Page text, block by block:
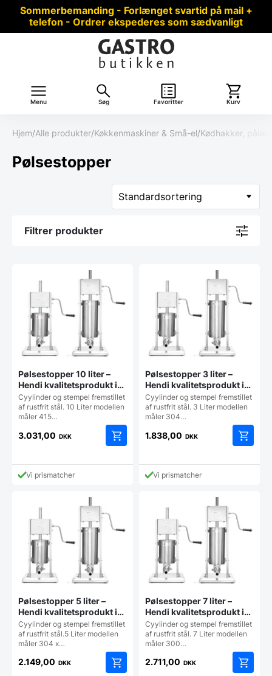
Sommerbemanding - Forlænget svartid på mail +
telefon - Ordrer ekspederes som sædvanligt
Menu Søg Favoritter Kurv
Hjem/Alle produkter/Køkkenmaskiner & Små-el/Kødhakker,
Pølsestopper
Filtrer produkter
Pølsestopper 10 liter –
Hendi kvalitetsprodukt i
rustfrit stål med 4 tragte
Cyylinder og stempel fremstillet
af rustfrit stål. 10 Liter modellen
måler 415…
3.031,00 DKK
Vi prismatcher
Pølsestopper 3 liter –
Hendi kvalitetsprodukt i
rustfrit stål med 4 tragte
Cyylinder og stempel fremstillet
af rustfrit stål. 3 Liter modellen
måler 304…
1.838,00 DKK
Vi prismatcher
Pølsestopper 5 liter –
Hendi kvalitetsprodukt i
rustfrit stål med 4 tragte
Cyylinder og stempel fremstillet
af rustfrit stål.5 Liter modellen
måler 304 x…
2.149,00 DKK
Pølsestopper 7 liter –
Hendi kvalitetsprodukt i
rustfrit stål med 4 tragte
Cyylinder og stempel fremstillet
af rustfrit stål. 7 Liter modellen
måler 300…
2.711,00 DKK